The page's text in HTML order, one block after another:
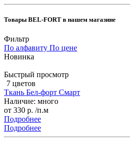
Товары BEL-FORT в нашем магазине
Фильтр
По алфавиту По цене
Новинка
Быстрый просмотр
7 цветов
Ткань Бел-форт Смарт
Наличие: много
от 330 р. /п.м
Подробнее
Подробнее